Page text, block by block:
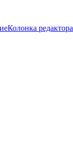
Колонка редактора